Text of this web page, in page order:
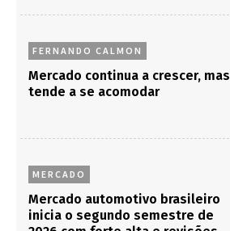
FERNANDO CALMON
Mercado continua a crescer, mas
tende a se acomodar
MERCADO
Mercado automotivo brasileiro
inicia o segundo semestre de